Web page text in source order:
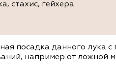
стахис, гейхера.
посадка данного лука
например от ложной